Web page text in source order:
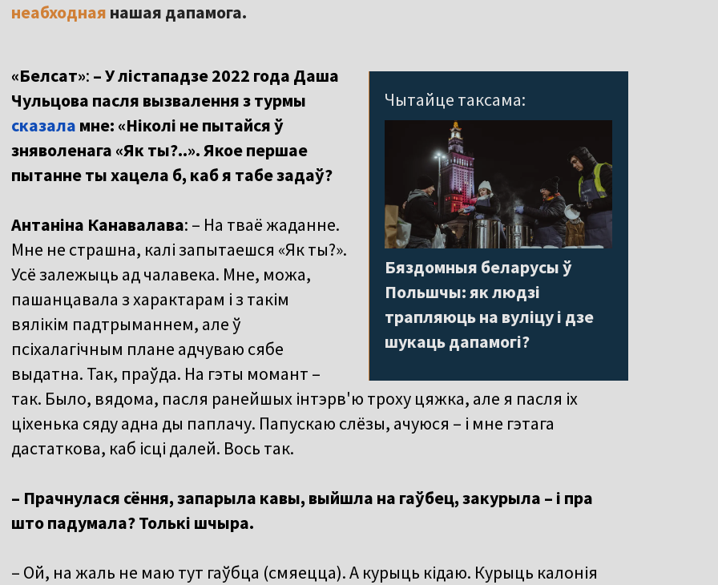
неабходная нашая дапамога.
Чытайце таксама:
Бяздомныя беларусы ў
Польшчы: як людзі
трапляюць на вуліцу і дзе
шукаць дапамогі?
«Белсат»: – У лістападзе 2022 года Даша
Чульцова пасля вызвалення з турмы
сказала мне: «Ніколі не пытайся ў
зняволенага «Як ты?..». Якое першае
пытанне ты хацела б, каб я табе задаў?
Антаніна Канавалава: – На тваё жаданне.
Мне не страшна, калі запытаешся «Як ты?».
Усё залежыць ад чалавека. Мне, можа,
пашанцавала з характарам і з такім
вялікім падтрыманнем, але ў
псіхалагічным плане адчуваю сябе
выдатна. Так, праўда. На гэты момант –
так. Было, вядома, пасля ранейшых інтэрв'ю троху цяжка, але я пасля іх
ціхенька сяду адна ды паплачу. Папускаю слёзы, ачуюся – і мне гэтага
дастаткова, каб ісці далей. Вось так.
– Прачнулася сёння, запарыла кавы, выйшла на гаўбец, закурыла – і пра
што падумала? Толькі шчыра.
– Ой, на жаль не маю тут гаўбца (смяецца). А курыць кідаю. Курыць калонія